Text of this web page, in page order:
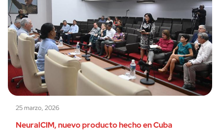
25 marzo, 2026
NeuralCIM, nuevo producto hecho en Cuba